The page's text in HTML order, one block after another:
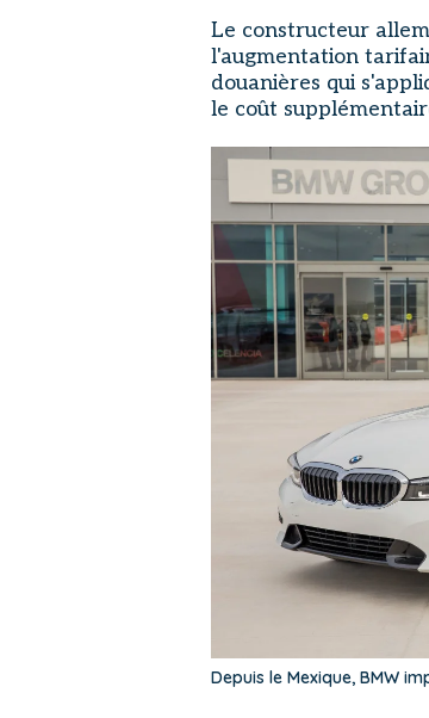
Le constructeur
l'augmentation
douanières qui
le coût
Depuis le Mexique, BMW